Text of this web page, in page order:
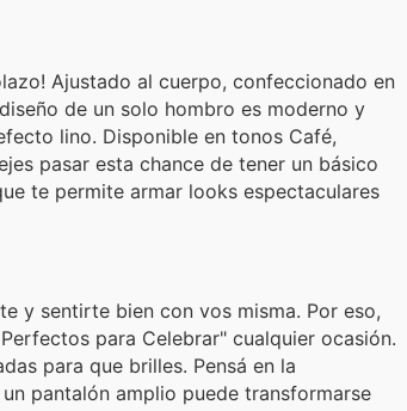
Ajustado al cuerpo, confeccionado en
de un solo hombro es moderno y
lino. Disponible en tonos Café,
pasar esta chance de tener un básico
te permite armar looks espectaculares
y sentirte bien con vos misma. Por eso,
para Celebrar" cualquier ocasión.
para que brilles. Pensá en la
pantalón amplio puede transformarse